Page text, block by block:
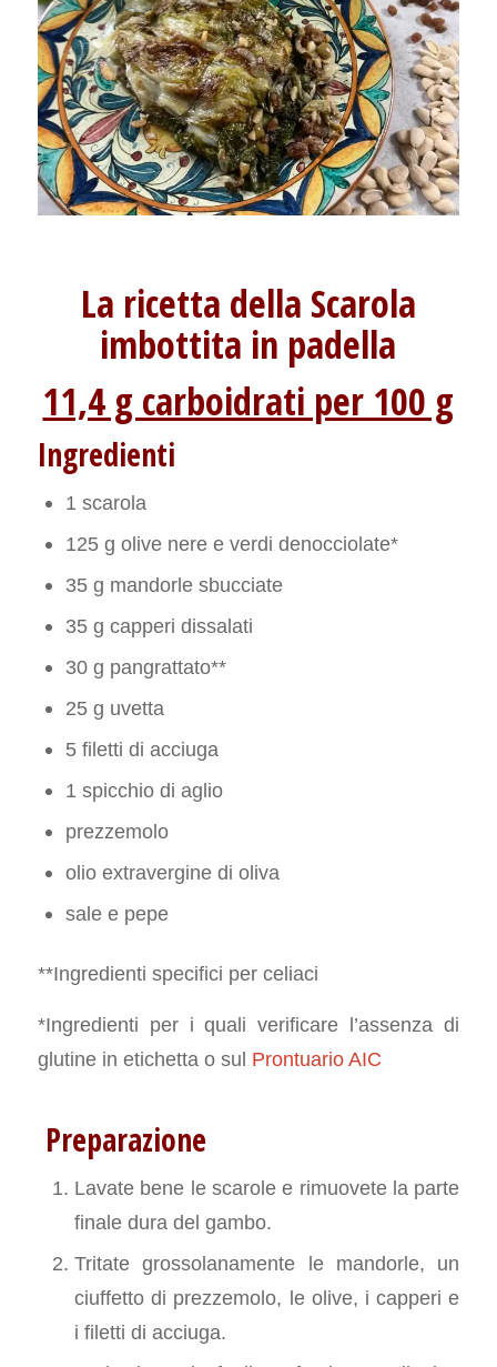
La ricetta della Scarola
imbottita in padella
11,4 g carboidrati per 100 g
Ingredienti
1 scarola
125 g olive nere e verdi denocciolate*
35 g mandorle sbucciate
35 g capperi dissalati
30 g pangrattato**
25 g uvetta
5 filetti di acciuga
1 spicchio di aglio
prezzemolo
olio extravergine di oliva
sale e pepe
**Ingredienti specifici per celiaci
*Ingredienti per i quali verificare l’assenza di
glutine in etichetta o sul Prontuario AIC
Preparazione
Lavate bene le scarole e rimuovete la parte
finale dura del gambo.
Tritate grossolanamente le mandorle, un
ciuffetto di prezzemolo, le olive, i capperi e
i filetti di acciuga.